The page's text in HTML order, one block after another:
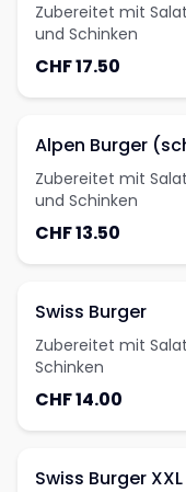
Zubereitet mit
und Schinken
CHF 17.50
Alpen Burger
Zubereitet mit
und Schinken
CHF 13.50
Swiss Burger
Zubereitet mit
Schinken
CHF 14.00
Swiss Burger XXL